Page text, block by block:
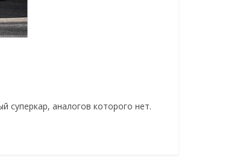
суперкар, аналогов которого нет.